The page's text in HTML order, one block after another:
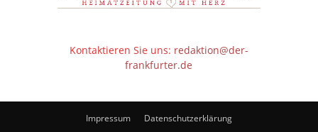
Kontaktieren Sie uns: redaktion@der-
frankfurter.de
Impressum Datenschutzerklärung